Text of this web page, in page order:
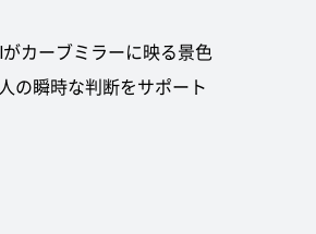
カーブミラーに映る景色
の瞬時な判断をサポート